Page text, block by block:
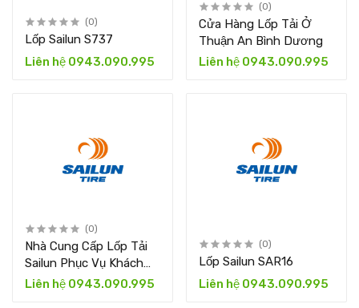
(0)
Lốp Sailun S737
Liên hệ 0943.090.995
(0)
Cửa Hàng Lốp Tải Ở
Thuận An Bình Dương
Liên hệ 0943.090.995
(0)
Nhà Cung Cấp Lốp Tải
Sailun Phục Vụ Khách
Hàng Tại Tân Uyên Bình
Liên hệ 0943.090.995
(0)
Lốp Sailun SAR16
Liên hệ 0943.090.995